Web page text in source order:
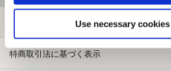
Use necessary
特商取引法に基づく表示